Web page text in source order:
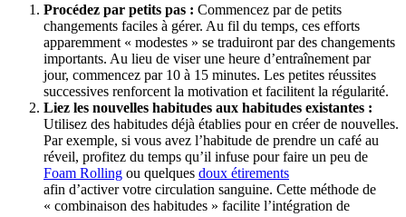
Procédez par petits pas : Commencez par de petits
changements faciles à gérer. Au fil du temps, ces efforts
apparemment « modestes » se traduiront par des changements
importants. Au lieu de viser une heure d’entraînement par
jour, commencez par 10 à 15 minutes. Les petites réussites
successives renforcent la motivation et facilitent la régularité.
Liez les nouvelles habitudes aux habitudes existantes :
Utilisez des habitudes déjà établies pour en créer de nouvelles.
Par exemple, si vous avez l’habitude de prendre un café au
réveil, profitez du temps qu’il infuse pour faire un peu de
Foam Rolling ou quelques doux étirements
afin d’activer votre circulation sanguine. Cette méthode de
« combinaison des habitudes » facilite l’intégration de